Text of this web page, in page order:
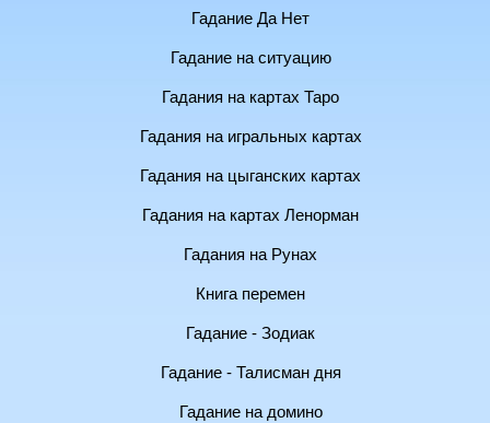
Гадание Да Нет
Гадание на ситуацию
Гадания на картах Таро
Гадания на игральных картах
Гадания на цыганских картах
Гадания на картах Ленорман
Гадания на Рунах
Книга перемен
Гадание - Зодиак
Гадание - Талисман дня
Гадание на домино